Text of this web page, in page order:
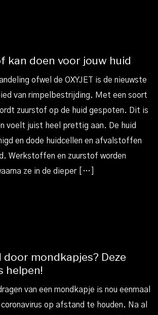
kan doen voor jouw huid
ofwel de OXYJET is de nieuwste
van rimpelbestrijding. Met een soort
zuurstof op de huid gespoten. Dit is
voelt juist heel prettig aan. De huid
en dode huidcellen en afvalstoffen
Werkstoffen en zuurstof worden
ze in de dieper […]
door mondkapjes? Deze
helpen!
van een mondkapje is nou eenmaal
op afstand te houden. Na al